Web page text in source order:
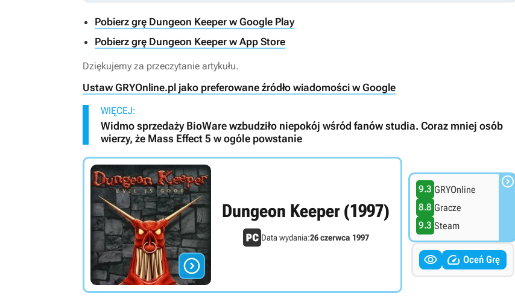
Pobierz grę Dungeon Keeper w Google Play
Pobierz grę Dungeon Keeper w App Store
Dziękujemy za przeczytanie artykułu.
Ustaw GRYOnline.pl jako preferowane źródło wiadomości w Google
WIĘCEJ:
Widmo sprzedaży BioWare wzbudziło niepokój wśród fanów studia. Coraz mniej osób
wierzy, że Mass Effect 5 w ogóle powstanie

Dungeon Keeper (1997)
Data wydania:26 czerwca 1997
9.3 GRYOnline
8.8 Gracze
9.3 Steam

  Oceń Grę